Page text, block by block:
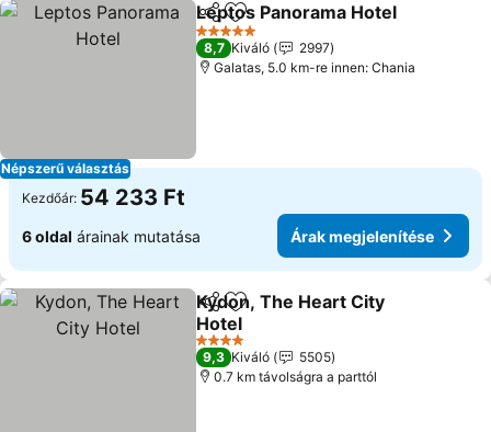
Népszerű választás
Megosztás
Hozzáadás a kedvencekhez
Leptos Panorama Hotel
5 Kategória
8,7 Kiváló
2997
Galatas, 5.0 km-re innen: Chania
Kezdőár: 54 233 Ft
6 oldal árainak mutatása Árak megjelenítése
Megosztás
Hozzáadás a kedvencekhez
Kydon, The Heart City
Hotel
Árak megjelenítése
4 Kategória
9,3 Kiváló
5505
0.7 km távolságra a parttól